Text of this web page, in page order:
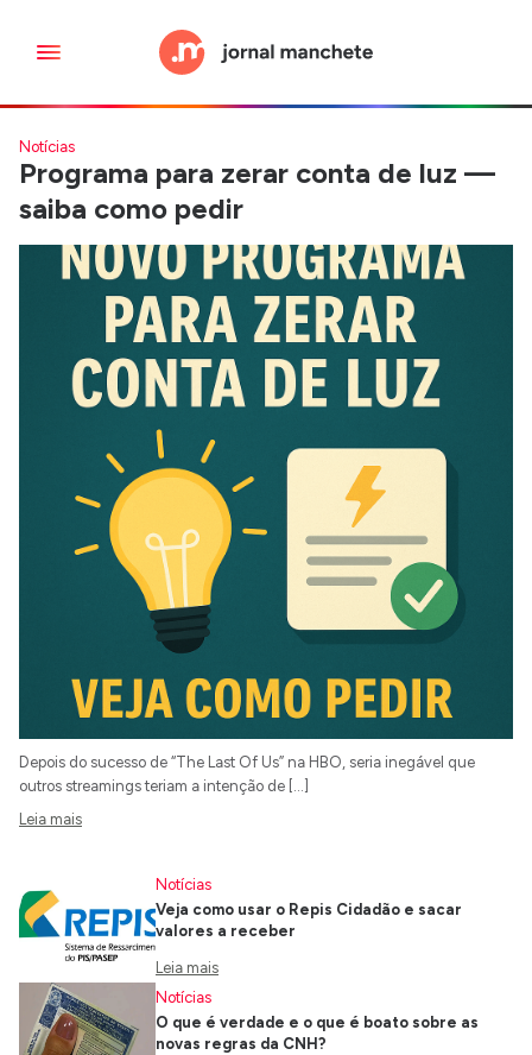
Notícias
Programa para zerar conta de luz —
saiba como pedir
Depois do sucesso de “The Last Of Us” na HBO, seria inegável que
outros streamings teriam a intenção de […]
Leia mais
Notícias
Veja como usar o Repis Cidadão e sacar
valores a receber
Leia mais
Notícias
O que é verdade e o que é boato sobre as
novas regras da CNH?